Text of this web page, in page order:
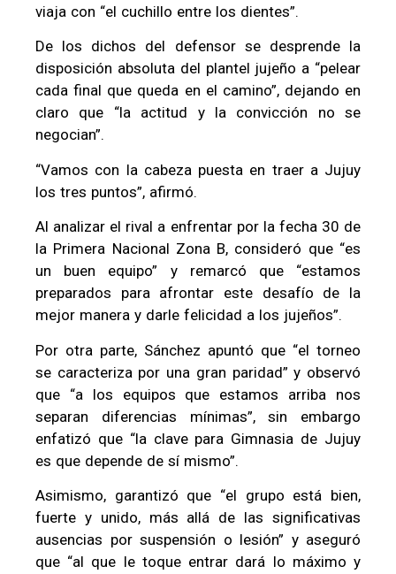
viaja con “el cuchillo entre los dientes”.
De los dichos del defensor se desprende la
disposición absoluta del plantel jujeño a “pelear
cada final que queda en el camino”, dejando en
claro que “la actitud y la convicción no se
negocian”.
“Vamos con la cabeza puesta en traer a Jujuy
los tres puntos”, afirmó.
Al analizar el rival a enfrentar por la fecha 30 de
la Primera Nacional Zona B, consideró que “es
un buen equipo” y remarcó que “estamos
preparados para afrontar este desafío de la
mejor manera y darle felicidad a los jujeños”.
Por otra parte, Sánchez apuntó que “el torneo
se caracteriza por una gran paridad” y observó
que “a los equipos que estamos arriba nos
separan diferencias mínimas”, sin embargo
enfatizó que “la clave para Gimnasia de Jujuy
es que depende de sí mismo”.
Asimismo, garantizó que “el grupo está bien,
fuerte y unido, más allá de las significativas
ausencias por suspensión o lesión” y aseguró
que “al que le toque entrar dará lo máximo y